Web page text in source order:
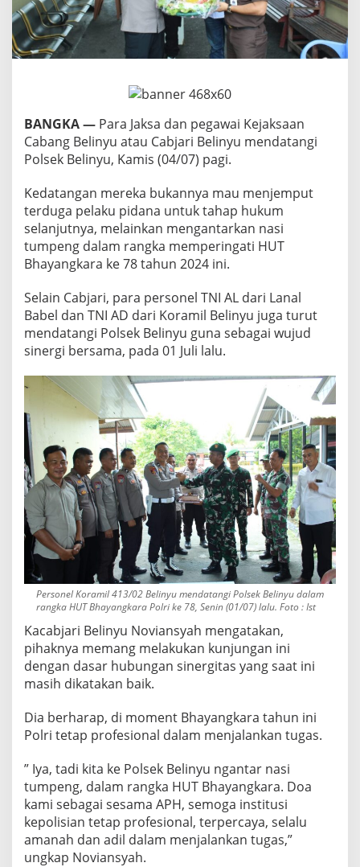
l
B
i
n
y
BANGKA — Para Jaksa dan pegawai Kejaksaan
Cabang Belinyu atau Cabjari Belinyu mendatangi
Polsek Belinyu, Kamis (04/07) pagi.
Kedatangan mereka bukannya mau menjemput
terduga pelaku pidana untuk tahap hukum
selanjutnya, melainkan mengantarkan nasi
tumpeng dalam rangka memperingati HUT
Bhayangkara ke 78 tahun 2024 ini.
Selain Cabjari, para personel TNI AL dari Lanal
Babel dan TNI AD dari Koramil Belinyu juga turut
mendatangi Polsek Belinyu guna sebagai wujud
sinergi bersama, pada 01 Juli lalu.
Personel Koramil 413/02 Belinyu mendatangi Polsek Belinyu dalam
rangka HUT Bhayangkara Polri ke 78, Senin (01/07) lalu. Foto : Ist
Kacabjari Belinyu Noviansyah mengatakan,
pihaknya memang melakukan kunjungan ini
dengan dasar hubungan sinergitas yang saat ini
masih dikatakan baik.
Dia berharap, di moment Bhayangkara tahun ini
Polri tetap profesional dalam menjalankan tugas.
” Iya, tadi kita ke Polsek Belinyu ngantar nasi
tumpeng, dalam rangka HUT Bhayangkara. Doa
kami sebagai sesama APH, semoga institusi
kepolisian tetap profesional, terpercaya, selalu
amanah dan adil dalam menjalankan tugas,”
ungkap Noviansyah.